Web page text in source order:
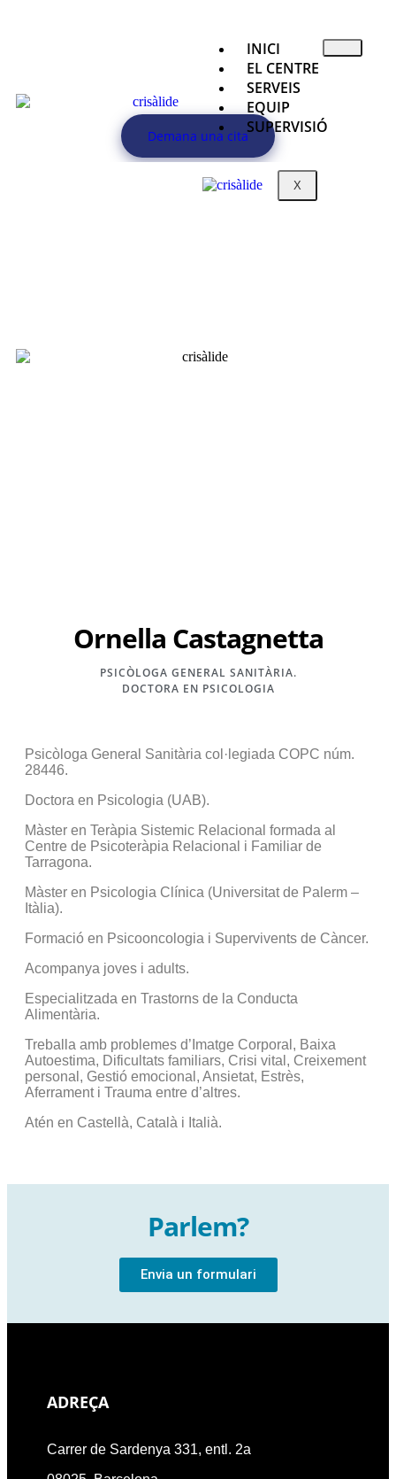
INICI
EL CENTRE
SERVEIS
EQUIP
SUPERVISIÓ
X
Demana una cita
Ornella Castagnetta
PSICÒLOGA GENERAL SANITÀRIA.
DOCTORA EN PSICOLOGIA
Psicòloga General Sanitària col·legiada COPC núm.
28446.
Doctora en Psicologia (UAB).
Màster en Teràpia Sistemic Relacional formada al
Centre de Psicoteràpia Relacional i Familiar de
Tarragona.
Màster en Psicologia Clínica (Universitat de Palerm –
Itàlia).
Formació en Psicooncologia i Supervivents de Càncer.
Acompanya joves i adults.
Especialitzada en Trastorns de la Conducta
Alimentària.
Treballa amb problemes d’Imatge Corporal, Baixa
Autoestima, Dificultats familiars, Crisi vital, Creixement
personal, Gestió emocional, Ansietat, Estrès,
Aferrament i Trauma entre d’altres.
Atén en Castellà, Català i Italià.
Parlem?
Envia un formulari
ADREÇA
Carrer de Sardenya 331, entl. 2a